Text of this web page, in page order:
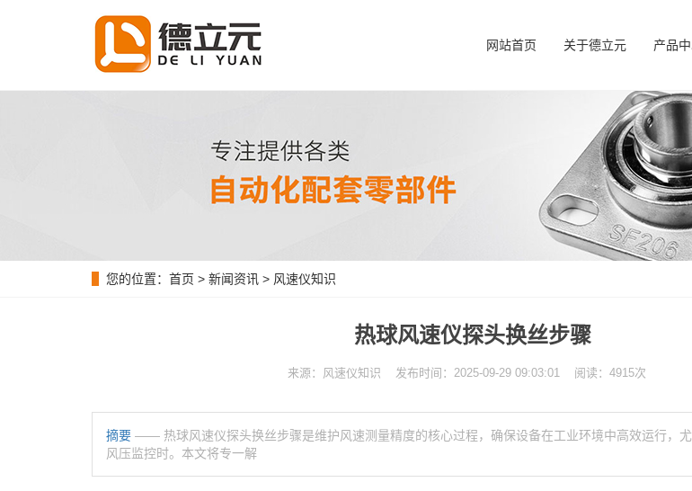
网站首页 关于德立元 产品
您的位置： 首页 > 新闻资讯 > 风速仪知识
热球风速仪探头换丝步骤
来源：风速仪知识 发布时间：2025-09-29 09:03:01 阅读：4915次
摘要 —— 热球风速仪探头换丝步骤是维护风速测量精度的核心过程，确保设备在工业环境中高效运行，
风压监控时。本文将专一解